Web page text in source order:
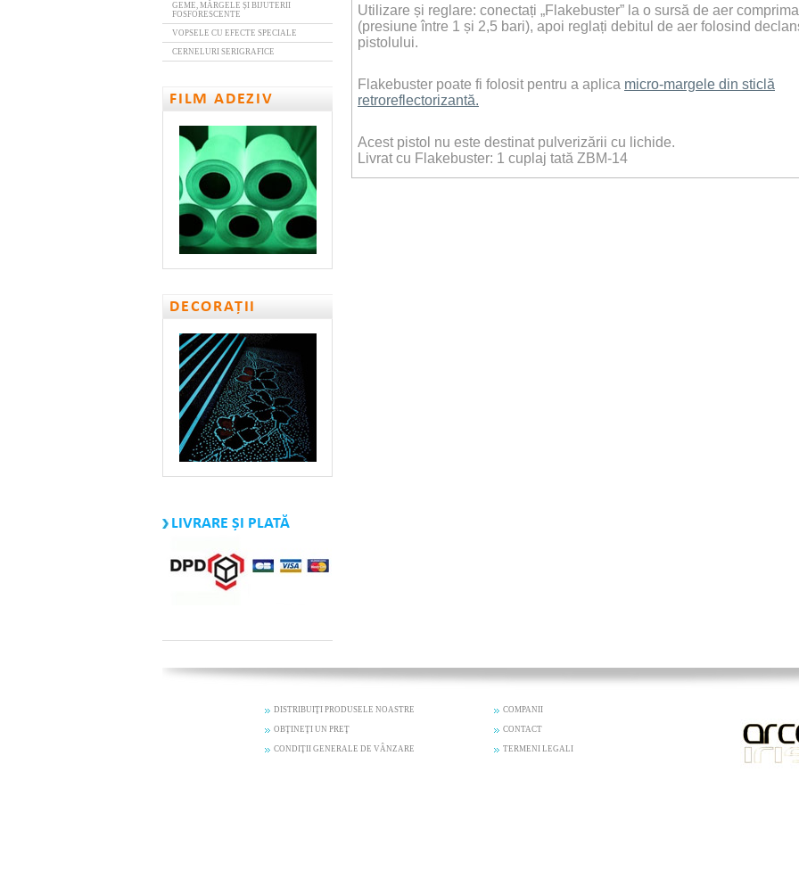
GEME, MĂRGELE ȘI BIJUTERII
FOSFORESCENTE
VOPSELE CU EFECTE SPECIALE
CERNELURI SERIGRAFICE
FILM ADEZIV
DECORAȚII
LIVRARE ȘI PLATĂ
Utilizare și reglare: conectați „Flakebuster” la o sursă de aer
(presiune între 1 și 2,5 bari), apoi reglați debitul de aer folosind
pistolului.
Flakebuster poate fi folosit pentru a aplica micro-margele din sticlă
retroreflectorizantă.
Acest pistol nu este destinat pulverizării cu lichide.
Livrat cu Flakebuster: 1 cuplaj tată ZBM-14
DISTRIBUIŢI PRODUSELE NOASTRE COMPANII
OBŢINEŢI UN PREŢ CONTACT
CONDIŢII GENERALE DE VÂNZARE TERMENI LEGALI